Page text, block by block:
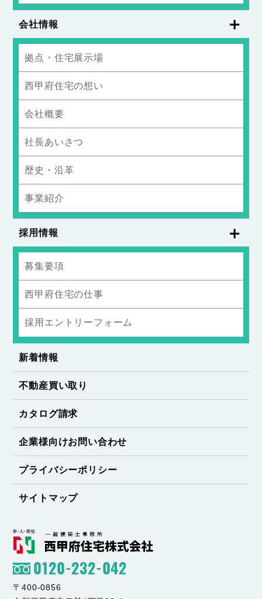
会社情報
拠点・住宅展示場
西甲府住宅の想い
会社概要
社長あいさつ
歴史・沿革
事業紹介
採用情報
募集要項
西甲府住宅の仕事
採用エントリーフォーム
新着情報
不動産買い取り
カタログ請求
企業様向けお問い合わせ
プライバシーポリシー
サイトマップ
0120-232-042
〒400-0856